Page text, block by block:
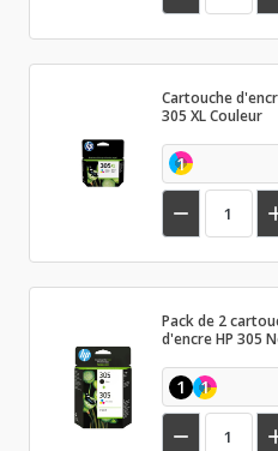
Cartouche
305 XL Couleur
1

Pack de 2
d'encre HP 305
1 1
